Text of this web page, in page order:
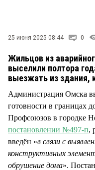
25 июня 2025 08:44 0
Жильцов из
выселили полтора
выезжать из здания,
Администрация Омска
готовности в границах
Профсоюзов в городке
постановлении №497-п,
введён «в связи с
конструктивных
обрушение дома».